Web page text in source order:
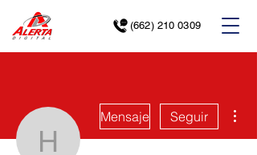
(662) 210 0309
Mensaje Seguir